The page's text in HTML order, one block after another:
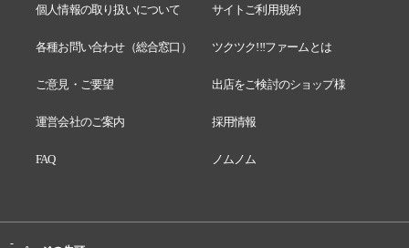
個人情報の取り扱いについて サイトご利用規約
各種お問い合わせ（総合窓口） ツクツク!!!ファームとは
ご意見・ご要望 出店をご検討のショップ様
運営会社のご案内 採用情報
FAQ ノムノム
-